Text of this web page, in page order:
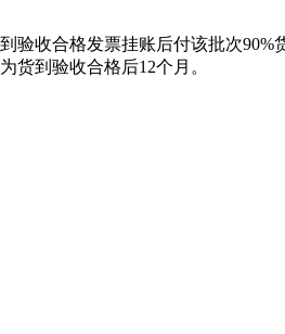
验收合格发票挂账后付该批次90%
货到验收合格后12个月。